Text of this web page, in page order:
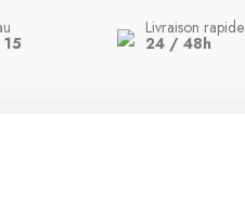
Livraison rapide
24 / 48h